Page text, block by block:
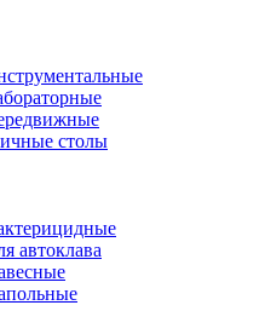
столы
автоклава